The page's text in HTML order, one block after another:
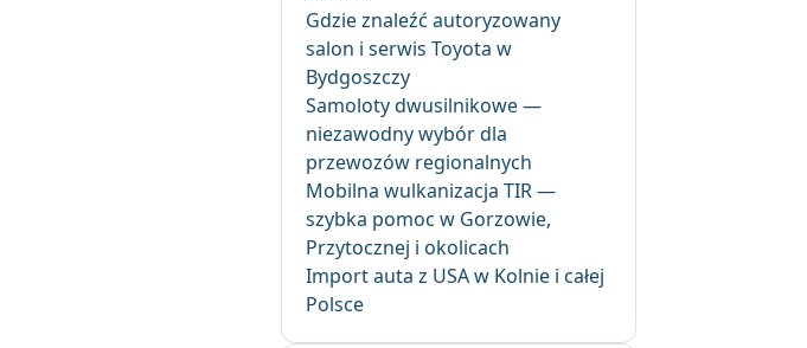
Gdzie znaleźć autoryzowany
salon i serwis Toyota w
Bydgoszczy
Samoloty dwusilnikowe —
niezawodny wybór dla
przewozów regionalnych
Mobilna wulkanizacja TIR —
szybka pomoc w Gorzowie,
Przytocznej i okolicach
Import auta z USA w Kolnie i całej
Polsce